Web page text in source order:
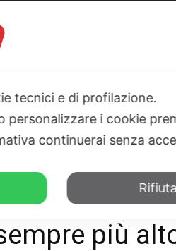
PARLAMENTO SICILIA
anno non
più
tecnici e di profilazione.
personalizzare i cookie
continuerai senza
Rifiuta